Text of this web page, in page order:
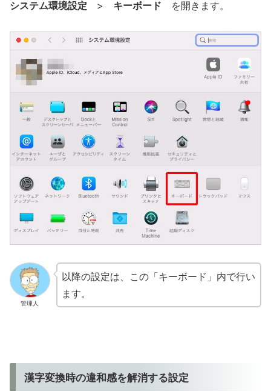
システム環境設定 > キーボード を開きます。
管理人
以降の設定は、この「キーボード」内で行い
ます。
漢字変換時の違和感を解消する設定